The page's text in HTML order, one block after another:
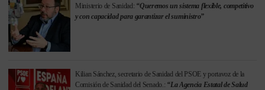
Ministerio de Sanidad: “Queremos un sistema flexible, competitivo
y con capacidad para garantizar el suministro”
Kilian Sánchez, secretario de Sanidad del PSOE y portavoz de la
Comisión de Sanidad del Senado.: “La Agencia Estatal de Salud